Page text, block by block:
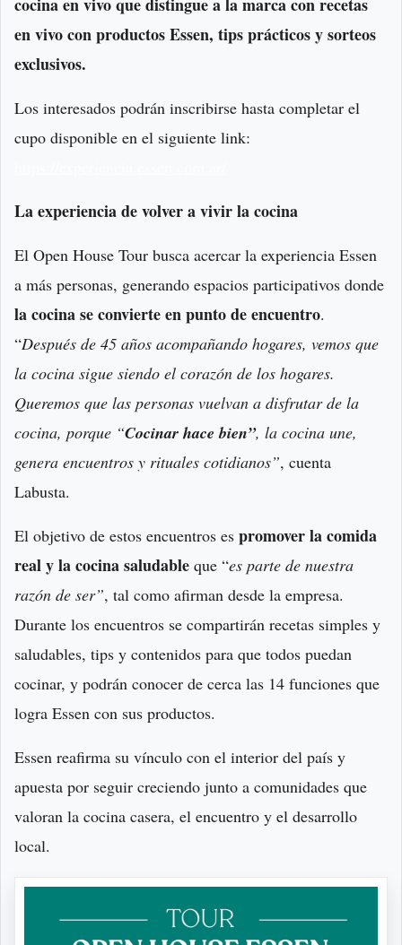
en vivo con productos Essen, tips prácticos y sorteos
exclusivos.
Los interesados podrán inscribirse hasta completar el
cupo disponible en el siguiente link:
La experiencia de volver a vivir la cocina
El Open House Tour busca acercar la experiencia Essen
a más personas, generando espacios participativos donde
la cocina se convierte en punto de encuentro.
“Después de 45 años acompañando hogares, vemos que
la cocina sigue siendo el corazón de los hogares.
Queremos que las personas vuelvan a disfrutar de la
cocina, porque “Cocinar hace bien”, la cocina une,
genera encuentros y rituales cotidianos”, cuenta
Labusta.
El objetivo de estos encuentros es promover la comida
real y la cocina saludable que “es parte de nuestra
razón de ser”, tal como afirman desde la empresa.
Durante los encuentros se compartirán recetas simples y
saludables, tips y contenidos para que todos puedan
cocinar, y podrán conocer de cerca las 14 funciones que
logra Essen con sus productos.
Essen reafirma su vínculo con el interior del país y
apuesta por seguir creciendo junto a comunidades que
valoran la cocina casera, el encuentro y el desarrollo
local.